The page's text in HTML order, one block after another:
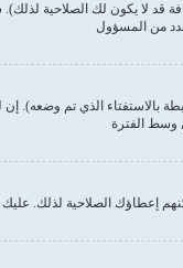
قد لا يكون لك الصلاحية
من المسؤول
بالاستفتاء الذي تم
وسط الفترة
إعطاؤك الصلاحية لذلك. عليك